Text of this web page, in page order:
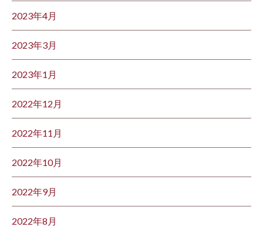
2023年4月
2023年3月
2023年1月
2022年12月
2022年11月
2022年10月
2022年9月
2022年8月